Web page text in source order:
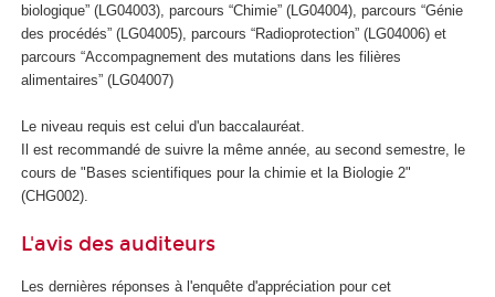
biologique” (LG04003), parcours “Chimie” (LG04004), parcours “Génie
des procédés” (LG04005), parcours “Radioprotection” (LG04006) et
parcours “Accompagnement des mutations dans les filières
alimentaires” (LG04007)
Le niveau requis est celui d'un baccalauréat.
Il est recommandé de suivre la même année, au second semestre, le
cours de "Bases scientifiques pour la chimie et la Biologie 2"
(CHG002).
L'avis des auditeurs
Les dernières réponses à l'enquête d'appréciation pour cet